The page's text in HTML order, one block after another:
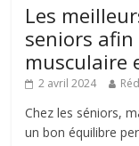
Les
seniors
musculaire
2 avril 2024
Chez les séniors,
un bon équilibre